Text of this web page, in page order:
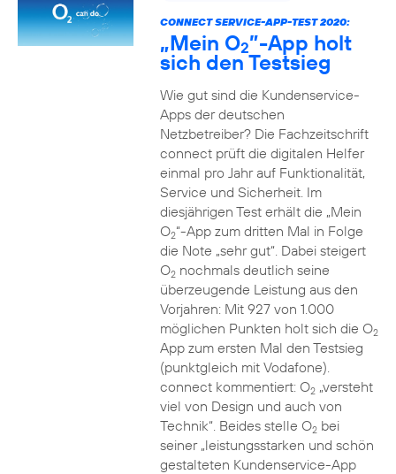
CONNECT SERVICE-APP-TEST 2020:
„Mein O2”-App holt
sich den Testsieg
Wie gut sind die Kundenservice-
Apps der deutschen
Netzbetreiber? Die Fachzeitschrift
connect prüft die digitalen Helfer
einmal pro Jahr auf Funktionalität,
Service und Sicherheit. Im
diesjährigen Test erhält die „Mein
O2“-App zum dritten Mal in Folge
die Note „sehr gut“. Dabei steigert
O2nochmals deutlich seine
überzeugende Leistung aus den
Vorjahren: Mit 927 von 1.000
möglichen Punkten holt sich die O2
App zum ersten Mal den Testsieg
(punktgleich mit Vodafone).
connect kommentiert: O2„versteht
viel von Design und auch von
Technik“. Beides stelle O2bei
seiner „leistungsstarken und schön
gestalteten Kundenservice-App